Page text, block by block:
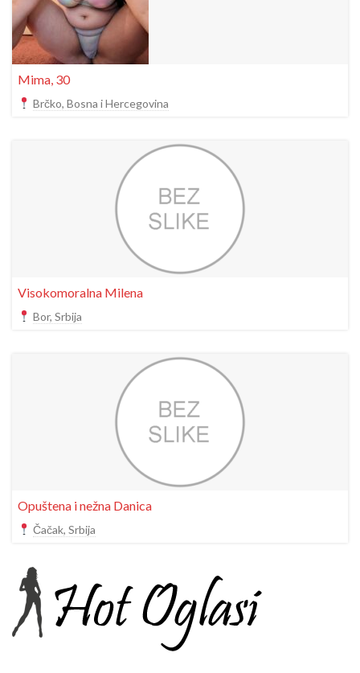
Mima, 30
Brčko, Bosna i Hercegovina
Visokomoralna Milena
Bor, Srbija
Opuštena i nežna Danica
Čačak, Srbija